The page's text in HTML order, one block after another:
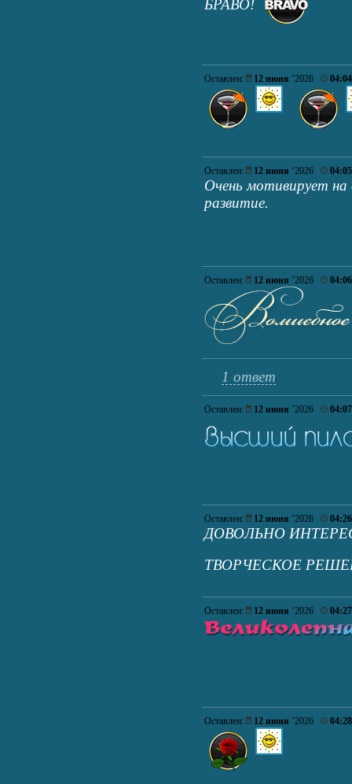
БРАВО!
Оставлен: 12 июня ’2026 04:04
Оставлен: 12 июня ’2026 04:05
Очень мотивирует на
развитие.
Оставлен: 12 июня ’2026 04:06
1 ответ
Оставлен: 12 июня ’2026 04:07
Оставлен: 12 июня ’2026 04:26
ДОВОЛЬНО
ТВОРЧЕСКОЕ
Оставлен: 12 июня ’2026 04:27
Оставлен: 12 июня ’2026 04:28